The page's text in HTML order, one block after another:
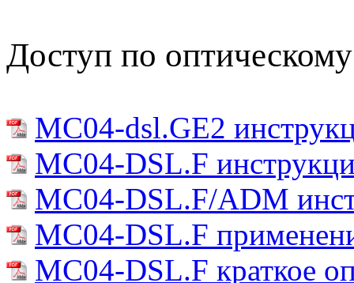
Доступ по
MC04-dsl.GE2
MC04-DSL.F
MC04-DSL.F/ADM
MC04-DSL.F
MC04-DSL.F краткое